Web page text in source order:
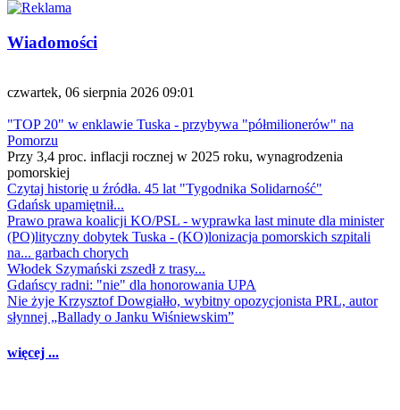
Wiadomości
czwartek, 06 sierpnia 2026 09:01
"TOP 20" w enklawie Tuska - przybywa "półmilionerów" na
Pomorzu
Przy 3,4 proc. inflacji rocznej w 2025 roku, wynagrodzenia
pomorskiej
Czytaj historię u źródła. 45 lat "Tygodnika Solidarność"
Gdańsk upamiętnił...
Prawo prawa koalicji KO/PSL - wyprawka last minute dla minister
(PO)lityczny dobytek Tuska - (KO)lonizacja pomorskich szpitali
na... garbach chorych
Włodek Szymański zszedł z trasy...
Gdańscy radni: "nie" dla honorowania UPA
Nie żyje Krzysztof Dowgiałło, wybitny opozycjonista PRL, autor
słynnej „Ballady o Janku Wiśniewskim”
więcej ...